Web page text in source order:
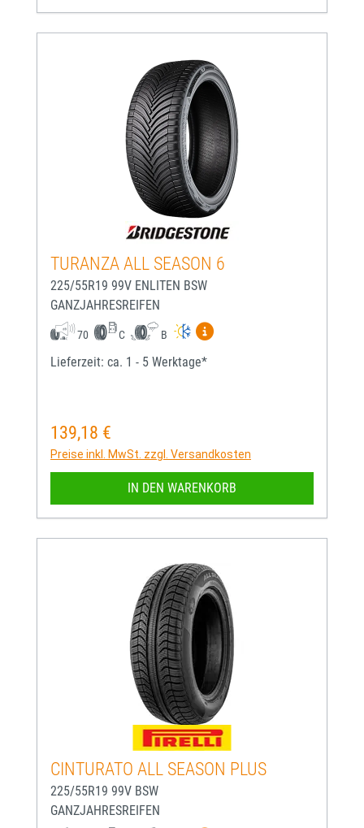
TURANZA ALL SEASON 6
225/55R19 99V ENLITEN BSW
GANZJAHRESREIFEN
70 C B
Mehr Informationen zum
Lieferzeit: ca. 1 - 5 Werktage*
Regulärer Preis:
139,18 €
Preise inkl. MwSt. zzgl. Versandkosten
IN DEN WARENKORB
CINTURATO ALL SEASON PLUS
225/55R19 99V BSW
GANZJAHRESREIFEN